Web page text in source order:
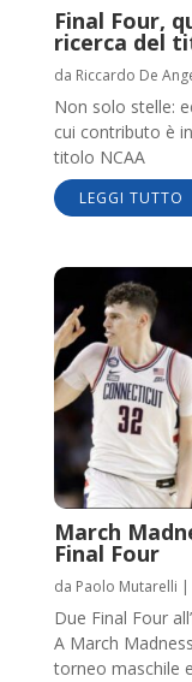
Final Four,
ricerca del
da Riccardo De
Non solo stelle:
cui contributo è
titolo NCAA
LEGGI TUTTO
March
Final Four
da Paolo Mutarelli |
Due Final Four
A March
torneo maschile